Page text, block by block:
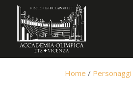
Home / Personaggi